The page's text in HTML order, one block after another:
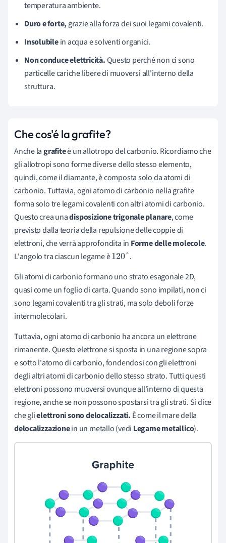
temperatura ambiente.
Duro e forte, grazie alla forza dei suoi legami covalenti.
Insolubilein acqua e solventi organici.
Non conduce elettricità.Questo perché non ci sono
particelle cariche libere di muoversi all'interno della
struttura.
Che cos'é la grafite?
Anche lagrafiteè un allotropo del carbonio. Ricordiamo che
gli allotropi sono forme diverse dello stesso elemento,
quindi, come il diamante, è composta solo da atomi di
carbonio. Tuttavia, ogni atomo di carbonio nella grafite
forma solo tre legami covalenti con altri atomi di carbonio.
Questo crea unadisposizionetrigonale planare, come
previsto dalla teoria della repulsione delle coppie di
elettroni, che verrà approfondita in Forme delle molecole.
L'angolo tra ciascun legame è120° .
Gli atomi di carbonio formano uno strato esagonale 2D,
quasi come un foglio di carta. Quando sono impilati, non ci
sono legami covalenti tra gli strati, ma solo deboli forze
intermolecolari.
Tuttavia, ogni atomo di carbonio ha ancora un elettrone
rimanente. Questo elettrone si sposta in una regione sopra
e sotto l'atomo di carbonio, fondendosi con gli elettroni
degli altri atomi di carbonio dello stesso strato. Tutti questi
elettroni possono muoversi ovunque all'interno di questa
regione, anche se non possono spostarsi tra gli strati. Si dice
che glielettroni sono delocalizzati. È come il mare della
delocalizzazionein un metallo (vedi Legame metallico).